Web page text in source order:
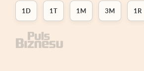
1D 1T 1M 3M 1R